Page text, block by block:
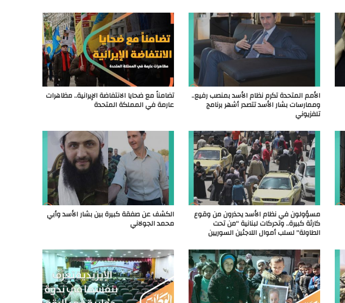
الأمم المتحدة تكرم نظام الأسد بمنصب رفيع..
وممارسات بشار الأسد تتصدر أشهر برنامج
تلفزيوني
تضامناً مع ضحايا الانتفاضة الإيرانية.. مظاهرات
عارمة في المملكة المتحدة
مسؤولون في نظام الأسد يحذرون من وقوع
كارثة كبيرة.. وتحركات لبنانية “من تحت
الطاولة” لسلب أموال اللاجئين السوريين
الكشف عن صفقة كبيرة بين بشار الأسد وأبي
محمد الجولاني